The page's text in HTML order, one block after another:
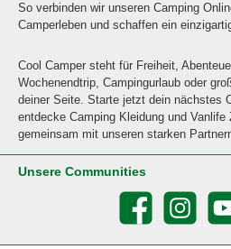
So verbinden wir unseren Camping
Camperleben und schaffen ein
Cool Camper steht für Freiheit,
Wochenendtrip, Campingurlaub oder
deiner Seite. Starte jetzt dein nächstes
entdecke Camping Kleidung und Vanlife
gemeinsam mit unseren starken
Unsere Communities
Facebook Instagram